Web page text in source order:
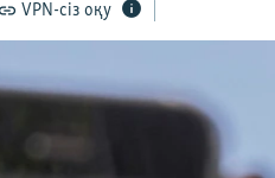
VPN-сіз оқу